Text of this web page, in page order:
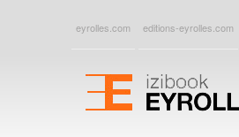
eyrolles.com editions-eyrolles.com